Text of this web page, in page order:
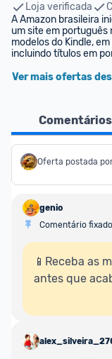
Loja verificada
A Amazon brasileira
um site em português
modelos do Kindle,
incluindo títulos em
Ver mais ofertas
Oferta postada
genio
Comentário fixado
📱Receba as
antes que